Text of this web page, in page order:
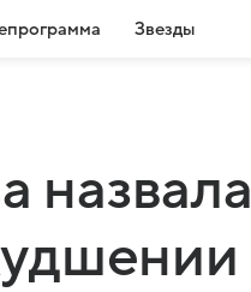
Звезды
назвала